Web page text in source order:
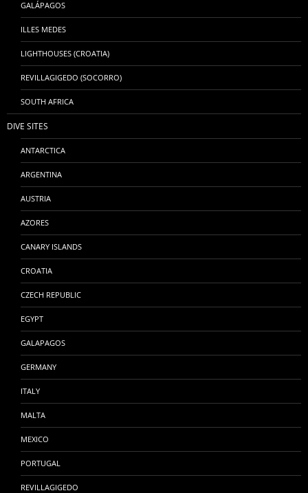
GALÁPAGOS
ILLES MEDES
LIGHTHOUSES (CROATIA)
REVILLAGIGEDO (SOCORRO)
SOUTH AFRICA
DIVE SITES
ANTARCTICA
ARGENTINA
AUSTRIA
AZORES
CANARY ISLANDS
CROATIA
CZECH REPUBLIC
EGYPT
GALAPAGOS
GERMANY
ITALY
MALTA
MEXICO
PORTUGAL
REVILLAGIGEDO